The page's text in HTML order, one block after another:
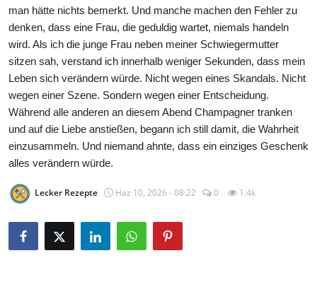
man hätte nichts bemerkt. Und manche machen den Fehler zu
denken, dass eine Frau, die geduldig wartet, niemals handeln
wird. Als ich die junge Frau neben meiner Schwiegermutter
sitzen sah, verstand ich innerhalb weniger Sekunden, dass mein
Leben sich verändern würde. Nicht wegen eines Skandals. Nicht
wegen einer Szene. Sondern wegen einer Entscheidung.
Während alle anderen an diesem Abend Champagner tranken
und auf die Liebe anstießen, begann ich still damit, die Wahrheit
einzusammeln. Und niemand ahnte, dass ein einziges Geschenk
alles verändern würde.
Lecker Rezepte Haz 10, 2026 - 08:22 0 1.4k